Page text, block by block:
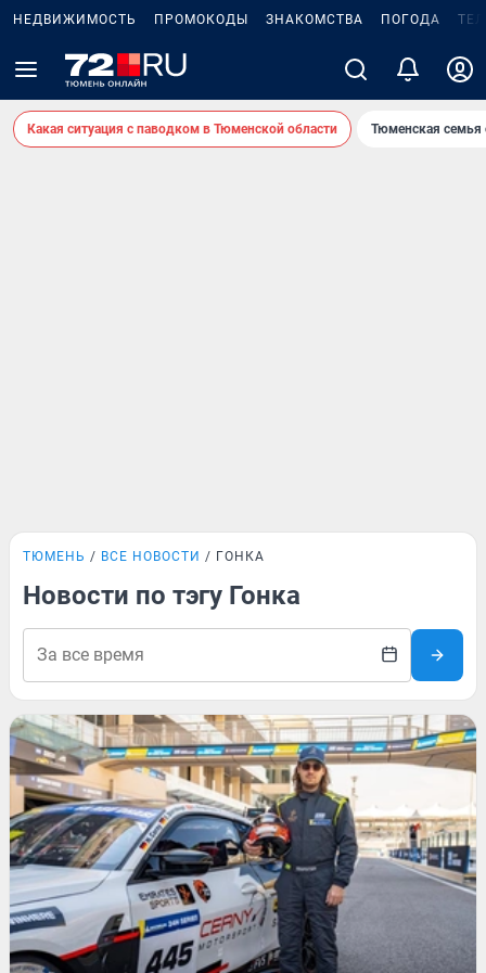
НЕДВИЖИМОСТЬ ПРОМОКОДЫ ЗНАКОМСТВА ПОГОДА
Какая ситуация с паводком в Тюменской области Тюменская семья
ТЮМЕНЬ ВСЕ НОВОСТИ ГОНКА
Новости по тэгу Гонка